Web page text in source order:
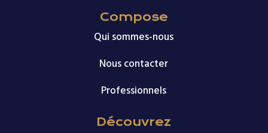
Compose
Qui sommes-nous
Nous contacter
Professionnels
Découvrez